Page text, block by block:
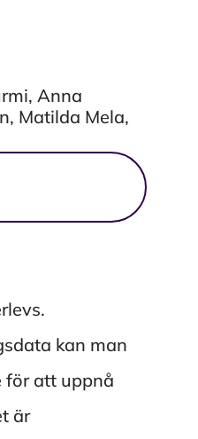
Anna
Matilda Mela,
kan man
för att uppnå
är